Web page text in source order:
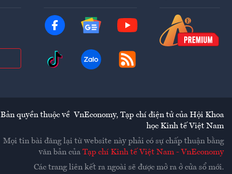
Bản quyền thuộc về VnEconomy, Tạp chí điện tử của Hội Khoa
học Kinh tế Việt Nam
Mọi tin bài đăng lại từ website này phải có sự chấp thuận bằng
văn bản của Tạp chí Kinh tế Việt Nam - VnEconomy
Các trang liên kết ra ngoài sẽ được mở ra ở cửa sổ mới.